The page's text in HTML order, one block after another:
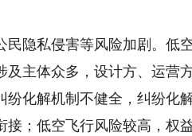
隐私侵害等风险加剧。低
主体众多，设计方、运营
纷化解机制不健全，纠纷化
；低空飞行风险较高，权